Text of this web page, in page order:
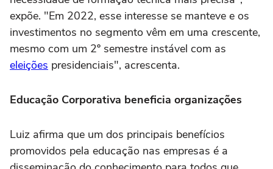
expõe. "Em 2022, esse interesse se manteve e os
investimentos no segmento vêm em uma crescente,
mesmo com um 2º semestre instável com as
eleições presidenciais", acrescenta.
Educação Corporativa beneficia organizações
Luiz afirma que um dos principais benefícios
promovidos pela educação nas empresas é a